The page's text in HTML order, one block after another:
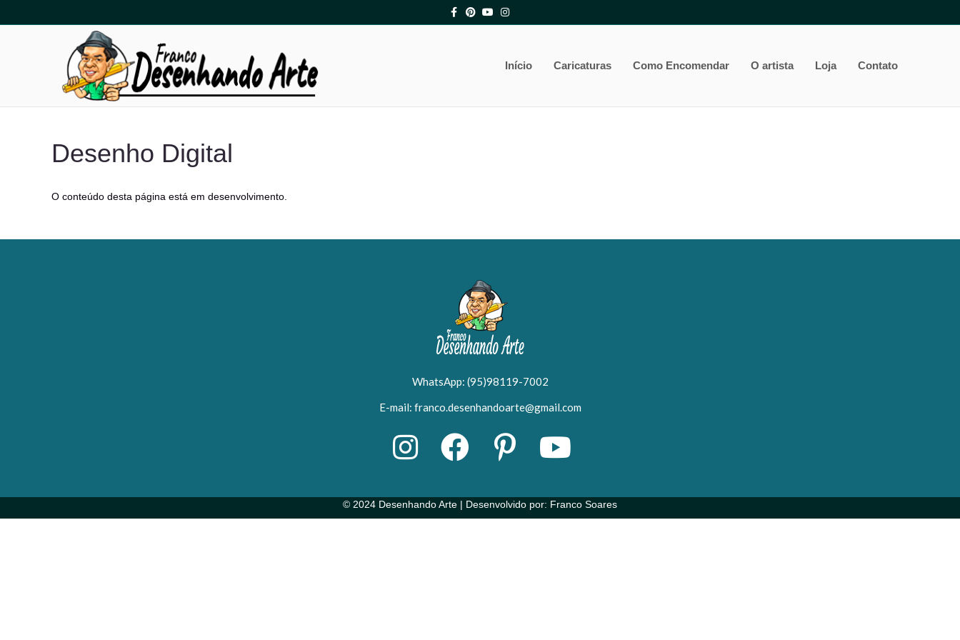
Facebook
PinterestYoutubeInstagram
Início Caricaturas Como Encomendar O artista Loja Contato
Desenho Digital
O conteúdo desta página está em desenvolvimento.
WhatsApp: (95)98119-7002
E-mail: franco.desenhandoarte@gmail.com
© 2024 Desenhando Arte | Desenvolvido por: Franco Soares